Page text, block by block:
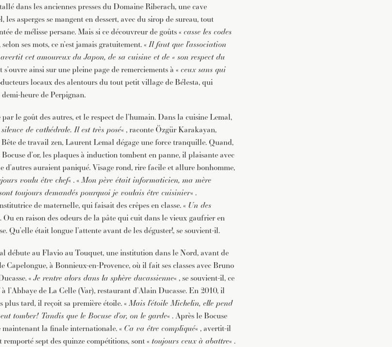
dans les anciennes presses du Domaine Riberach, une cave
asperges se mangent en dessert, avec du sirop de sureau, tout
de mélisse persane. Mais si ce découvreur de goûts « casse les codes
selon ses mots, ce n’est jamais gratuitement. «Il faut que l’association
cet amoureux du Japon, de sa cuisine et de « son respect du
ainsi sur une pleine page de remerciements à « ceux sans qui
locaux des alentours du tout petit village de Bélesta, qui
heure de Perpignan.
le goût des autres, et le respect de l’humain. Dans la cuisine Lemal,
de cathédrale. Il est très posé« , raconte Özgür Karakayan,
de travail zen, Laurent Lemal dégage une force tranquille. Quand,
d’or, les plaques à induction tombent en panne, il plaisante avec
d’autres auraient paniqué. Visage rond, rire facile et allure bonhomme,
voulu être chef« . «Mon père était informaticien, ma mère
toujours demandés pourquoi je voulais être cuisinier« .
de maternelle, qui faisait des crêpes en classe. « Un des
Ou en raison des odeurs de la pâte qui cuit dans le vieux gaufrier en
Qu’elle était longue l’attente avant de les déguster!, se souvient-il.
débute au Flavio au Touquet, une institution dans le Nord, avant de
Capelongue, à Bonnieux-en-Provence, où il fait ses classes avec Bruno
«Je rentre alors dans la sphère ducassienne« , se souvient-il, ce
l’Abbaye de La Celle (Var), restaurant d’Alain Ducasse. En 2010, il
plus tard, il reçoit sa première étoile. «Mais l’étoile Michelin, elle pend
tomber! Tandis que le Bocuse d’or, on le garde« . Après le Bocuse
la finale internationale. « Ca va être compliqué« , avertit-il
sept des quinze compétitions, sont « toujours ceux à abattre« .